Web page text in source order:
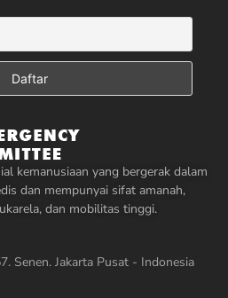
kemanusiaan yang bergerak dalam
dan mempunyai sifat amanah,
dan mobilitas tinggi.
Senen. Jakarta Pusat - Indonesia